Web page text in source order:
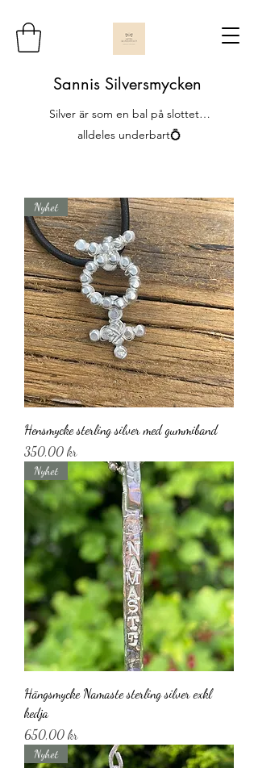
Sannis Silversmycken
Silver är som en bal på slottet…
alldeles underbart💍
Nyhet
Hensmycke sterling silver med gummiband
Pris
350,00 kr
Nyhet
Hängsmycke Namaste sterling silver exkl
kedja
Pris
650,00 kr
Nyhet